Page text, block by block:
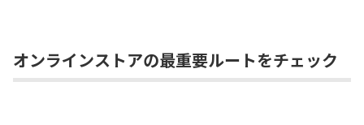
オンラインストアの最重要ルートをチェック